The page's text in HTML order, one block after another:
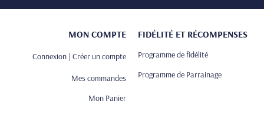
MON COMPTE
Connexion | Créer un compte
Mes commandes
Mon Panier
FIDÉLITÉ ET RÉCOMPENSES
Programme de fidélité
Programme de Parrainage